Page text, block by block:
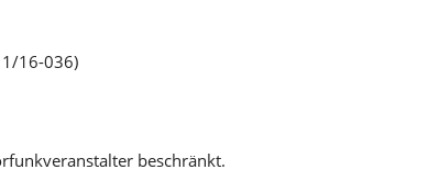
16-036)
beschränkt.